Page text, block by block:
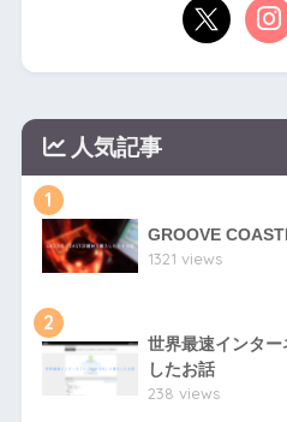
人気記事
1
GROOVE
1321 views
2
世界最速インタ
したお話
238 views